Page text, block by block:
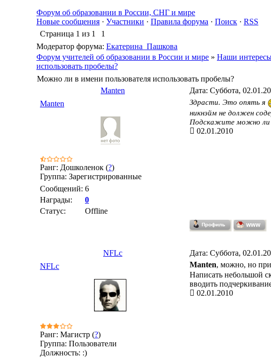
Форум об образовании в России, СНГ и мире
Новые сообщения · Участники · Правила форума · Поиск · RSS
Страница 1 из 1
1
Модератор форума: Екатерина_Пашкова
Форум учителей об образовании в России и мире » Наши
использовать пробелы?
Можно ли в имени пользователя использовать пробелы?
Manten
Дата: Суббота,
Manten
Ранг: Дошколенок (?)
Группа: Зарегистрированные
Сообщений: 6
Награды:
0
Статус:
Offline
Здрасти. Это опять я
никнэйм не должен
Подскажите можно ли
02.01.2010
NFLc Дата: Суббота,
NFLc
Ранг: Магистр (?)
Группа: Пользователи
Должность: :)
Manten, можно, но при
Написать небольшой
вводить
02.01.2010